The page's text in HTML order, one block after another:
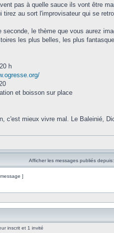
pas à quelle sauce ils vont être
tirez au sort l'improvisateur qui se
seconde, le thème que vous aurez
les plus belles, les plus
h
et boisson sur place
c'est mieux vivre mal. Le Baleinié,
Afficher les messages publiés depuis:
]
inscrit et 1 invité